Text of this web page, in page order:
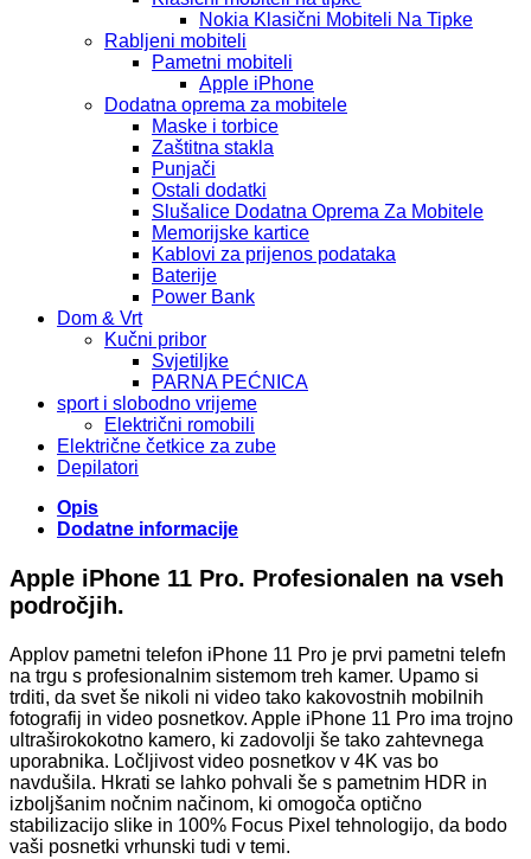
Nokia Klasični Mobiteli Na Tipke
Rabljeni mobiteli
Pametni mobiteli
Apple iPhone
Dodatna oprema za mobitele
Maske i torbice
Zaštitna stakla
Punjači
Ostali dodatki
Slušalice Dodatna Oprema Za Mobitele
Memorijske kartice
Kablovi za prijenos podataka
Baterije
Power Bank
Dom & Vrt
Kučni pribor
Svjetiljke
PARNA PEĆNICA
sport i slobodno vrijeme
Električni romobili
Električne četkice za zube
Depilatori
Opis
Dodatne informacije
Apple iPhone 11 Pro. Profesionalen na vseh
področjih.
Applov pametni telefon iPhone 11 Pro je prvi pametni telefn
na trgu s profesionalnim sistemom treh kamer. Upamo si
trditi, da svet še nikoli ni video tako kakovostnih mobilnih
fotografij in video posnetkov. Apple iPhone 11 Pro ima trojno
ultraširokokotno kamero, ki zadovolji še tako zahtevnega
uporabnika. Ločljivost video posnetkov v 4K vas bo
navdušila. Hkrati se lahko pohvali še s pametnim HDR in
izboljšanim nočnim načinom, ki omogoča optično
stabilizacijo slike in 100% Focus Pixel tehnologijo, da bodo
vaši posnetki vrhunski tudi v temi.